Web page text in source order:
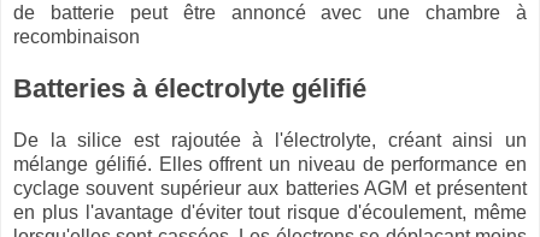
de batterie peut être annoncé avec une chambre à
recombinaison
Batteries à électrolyte gélifié
De la silice est rajoutée à l'électrolyte, créant ainsi un
mélange gélifié. Elles offrent un niveau de performance en
cyclage souvent supérieur aux batteries AGM et présentent
en plus l'avantage d'éviter tout risque d'écoulement, même